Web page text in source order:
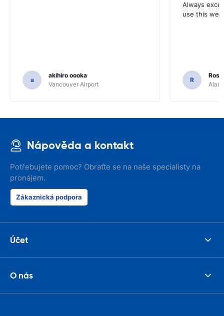
a
akihiro oooka
Vancouver Airport
Always
use this
R
Nápověda a kontakt
Potřebujete pomoc? Obraťte se na naše specialisty na
pronájem.
Zákaznická podpora
Účet
O nás